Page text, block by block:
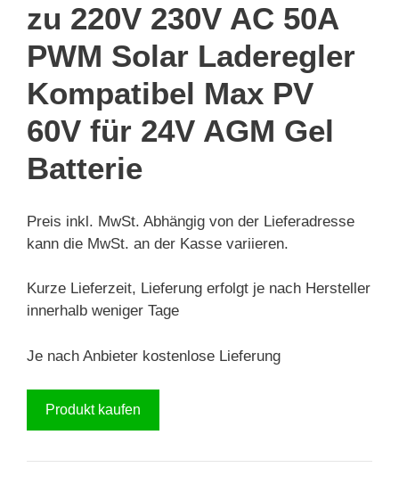
zu 220V 230V AC 50A
PWM Solar Laderegler
Kompatibel Max PV
60V für 24V AGM Gel
Batterie
Preis inkl. MwSt. Abhängig von der Lieferadresse
kann die MwSt. an der Kasse variieren.
Kurze Lieferzeit, Lieferung erfolgt je nach Hersteller
innerhalb weniger Tage
Je nach Anbieter kostenlose Lieferung
Produkt kaufen